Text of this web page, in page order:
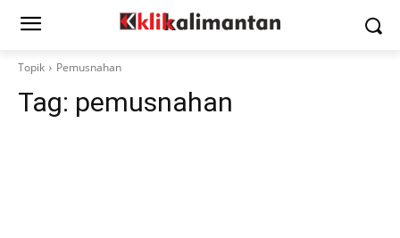
Topik Pemusnahan
Tag: pemusnahan